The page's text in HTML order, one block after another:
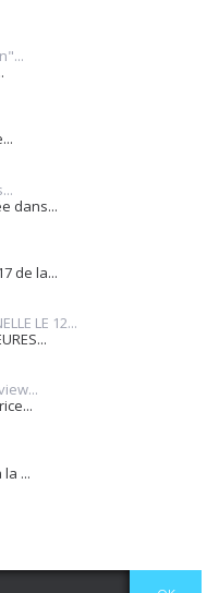
dans...
de la...
LE 12...
...